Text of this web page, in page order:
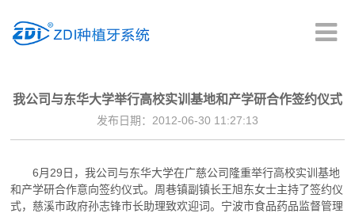
临床疗效
我公司与东华大学举行高校实训基地和产学研合作签约仪式
发布日期：2012-06-30 11:27:13
6月29日，我公司与东华大学在广慈公司隆重举行高校实训基地
和产学研合作意向签约仪式。周巷镇副镇长王旭东女士主持了签约仪
式，慈溪市政府孙志锋市长助理致欢迎词。宁波市食品药品监督管理